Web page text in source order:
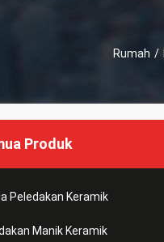
Rumah /
Produk
Peledakan Keramik
Manik Keramik